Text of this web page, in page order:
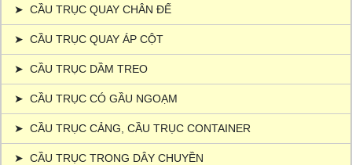
➤ CẦU TRỤC QUAY CHÂN ĐẾ
➤ CẦU TRỤC QUAY ÁP CỘT
➤ CẦU TRỤC DẦM TREO
➤ CẦU TRỤC CÓ GẦU NGOẠM
➤ CẦU TRỤC CẢNG, CẦU TRỤC CONTAINER
➤ CẦU TRỤC TRONG DÂY CHUYỀN